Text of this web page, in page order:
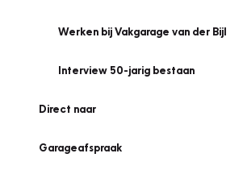
Werken bij Vakgarage van der Bijl
Interview 50-jarig bestaan
Direct naar
Garageafspraak